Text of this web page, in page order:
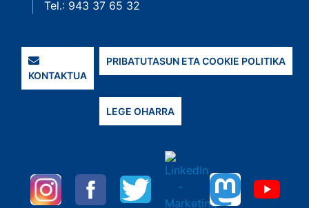
Tel.: 943 37 65 32
KONTAKTUA
PRIBATUTASUN ETA COOKIE POLITIKA
LEGE OHARRA